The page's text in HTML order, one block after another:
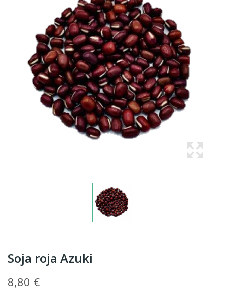
Soja roja Azuki
8,80 €